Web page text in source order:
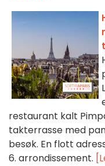
restaurant kalt
takterrasse med
besøk. En flott
6. arrondissement.